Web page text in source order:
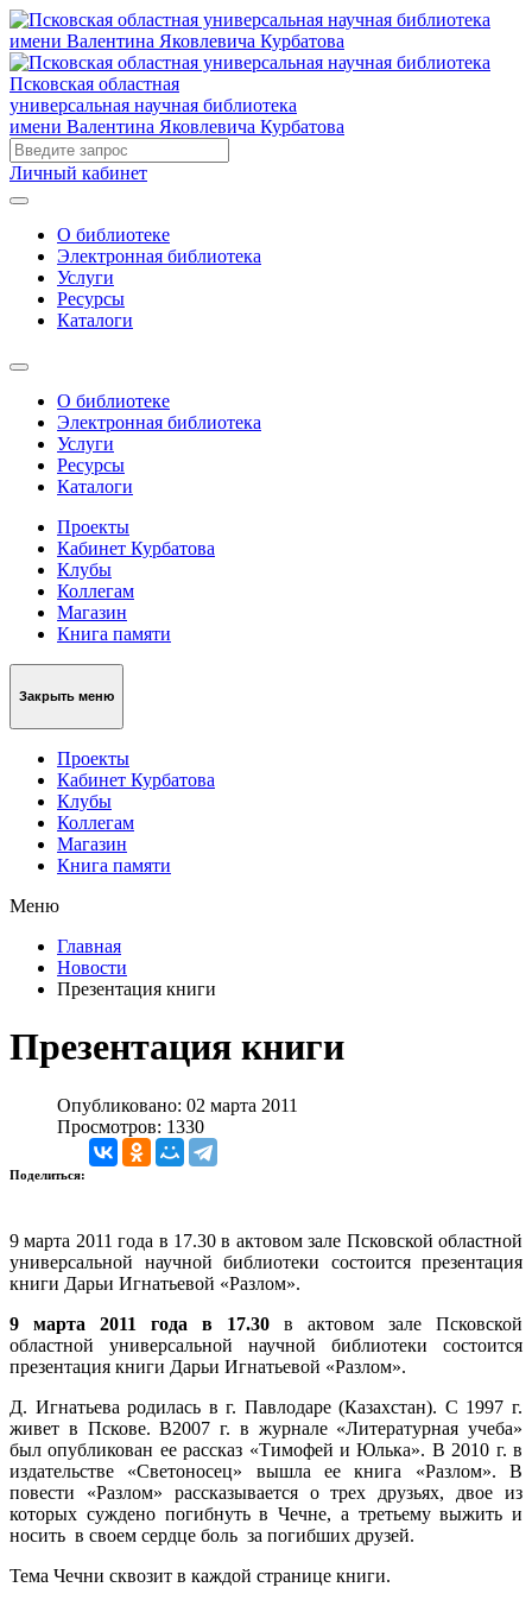
Псковская областная
универсальная научная библиотека
имени Валентина Яковлевича Курбатова
Личный кабинет
О библиотеке
Электронная библиотека
Услуги
Ресурсы
Каталоги
О библиотеке
Электронная библиотека
Услуги
Ресурсы
Каталоги
Проекты
Кабинет Курбатова
Клубы
Коллегам
Магазин
Книга памяти
Закрыть меню
Проекты
Кабинет Курбатова
Клубы
Коллегам
Магазин
Книга памяти
Меню
Главная
Новости
Презентация книги
Презентация книги
Опубликовано: 02 марта 2011
Просмотров: 1330
Поделиться:
9 марта 2011 года в 17.30 в актовом зале Псковской областной
универсальной научной библиотеки состоится презентация
книги Дарьи Игнатьевой «Разлом».
9 марта 2011 года в 17.30 в актовом зале Псковской
областной универсальной научной библиотеки состоится
презентация книги Дарьи Игнатьевой «Разлом».
Д. Игнатьева родилась в г. Павлодаре (Казахстан). С 1997 г.
живет в Пскове. В2007 г. в журнале «Литературная учеба»
был опубликован ее рассказ «Тимофей и Юлька». В 2010 г. в
издательстве «Светоносец» вышла ее книга «Разлом». В
повести «Разлом» рассказывается о трех друзьях, двое из
которых суждено погибнуть в Чечне, а третьему выжить и
носить в своем сердце боль за погибших друзей.
Тема Чечни сквозит в каждой странице книги.